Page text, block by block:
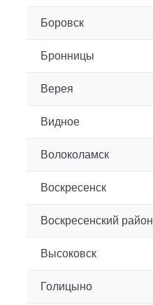
Боровск
Бронницы
Верея
Видное
Волоколамск
Воскресенск
Воскресенский район
Высоковск
Голицыно